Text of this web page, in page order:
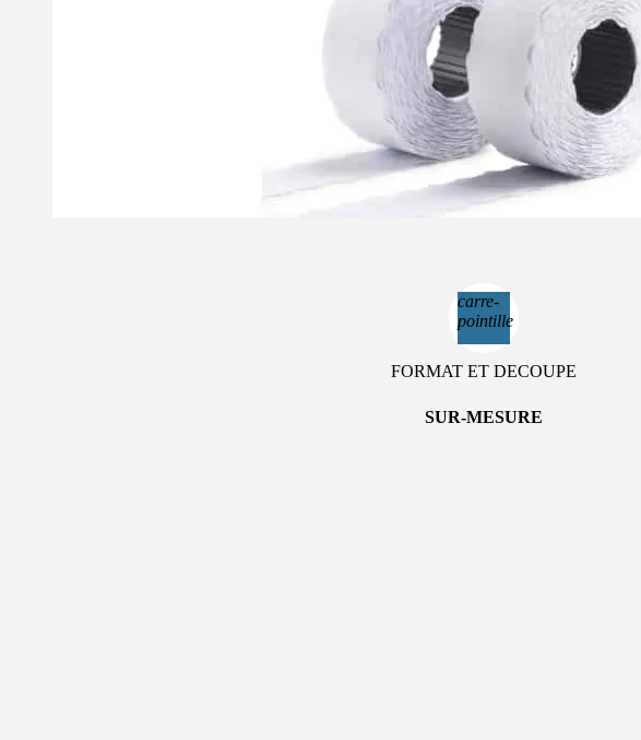
carre-
pointille
FORMAT ET DECOUPE
SUR-MESURE